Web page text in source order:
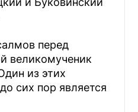
перед
великомученик
из этих
сих пор является